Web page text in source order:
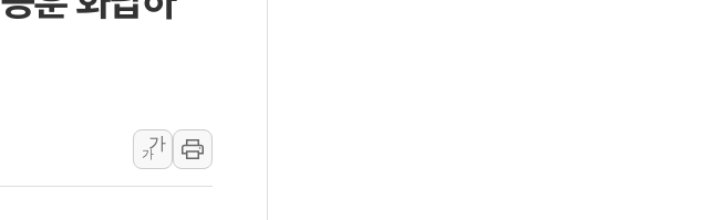
7주 만에 최고…美 고용 둔화·호르무즈 재개방 기대에 강세
가의 황제' 다이먼 "금융시장 레버리지 위험수위…숨은 차입이 더 큰 변수"
섬유염색공장서 화재 1명 중상…대응 1단계 진압 중
가
가